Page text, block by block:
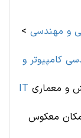
و مهندسی >
و معماری
مکان معکوس